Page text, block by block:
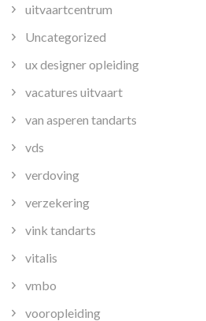
uitvaartcentrum
Uncategorized
ux designer opleiding
vacatures uitvaart
van asperen tandarts
vds
verdoving
verzekering
vink tandarts
vitalis
vmbo
vooropleiding